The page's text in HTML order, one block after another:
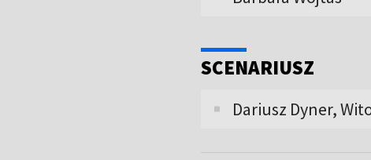
SCENARIUSZ
Dariusz Dyner,